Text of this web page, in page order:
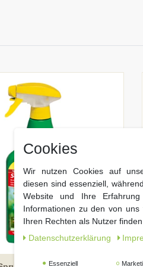
Cookies
Wir nutzen Cookies auf
diesen sind essenziell,
Website und Ihre
Informationen zu den von uns
Ihren Rechten als Nutzer
Daten­schutz­erklärung
Essenziell